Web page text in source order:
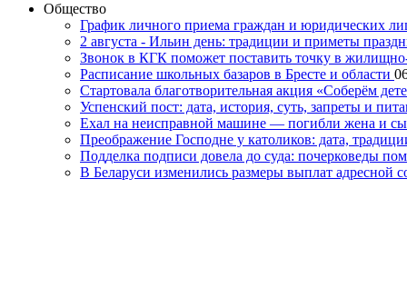
Общество
График личного приема граждан и юридических
2 августа - Ильин день: традиции и приметы
Звонок в КГК поможет поставить точку в
Расписание школьных базаров в Бресте и области
Стартовала благотворительная акция «Соберём
Успенский пост: дата, история, суть, запреты и
Ехал на неисправной машине — погибли жена и
Преображение Господне у католиков: дата,
Подделка подписи довела до суда: почерковеды
В Беларуси изменились размеры выплат адресной